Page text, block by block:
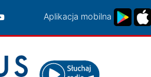
Aplikacja mobilna